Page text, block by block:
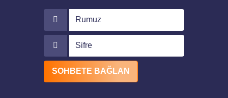
Rumuz
Sifre
SOHBETE BAĞLAN